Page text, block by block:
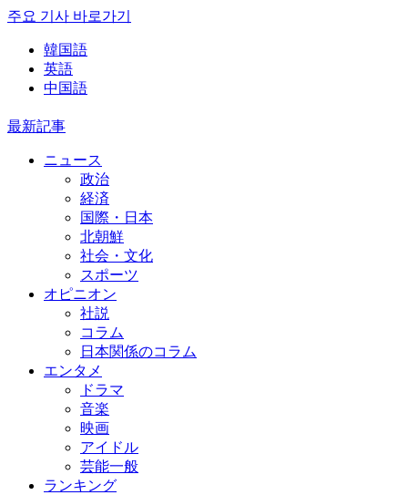
주요 기사 바로가기
韓国語
英語
中国語
最新記事
ニュース
政治
経済
国際・日本
北朝鮮
社会・文化
スポーツ
オピニオン
社説
コラム
日本関係のコラム
エンタメ
ドラマ
音楽
映画
アイドル
芸能一般
ランキング